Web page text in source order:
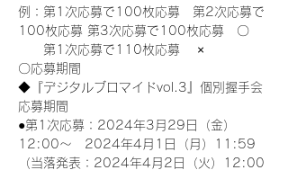
例：第1次応募で100枚応募　第2次応募で
100枚応募 第3次応募で100枚応募　〇
第1次応募で110枚応募　 ×
〇応募期間
◆『デジタルブロマイドvol.3』個別握手会
応募期間
●第1次応募：2024年3月29日（金）
12:00～　2024年4月1日（月）11:59
（当落発表：2024年4月2日（火）12:00